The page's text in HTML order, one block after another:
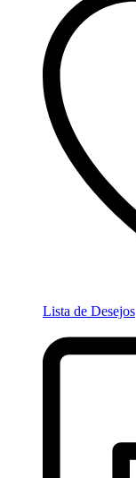
Lista de Desejos